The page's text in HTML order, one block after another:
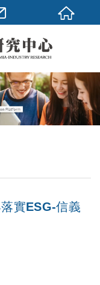
實ESG-信義